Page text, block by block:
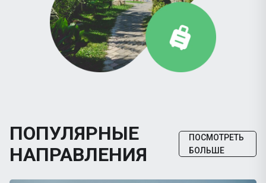
ПОПУЛЯРНЫЕ
НАПРАВЛЕНИЯ
ПОСМОТРЕТЬ
БОЛЬШЕ